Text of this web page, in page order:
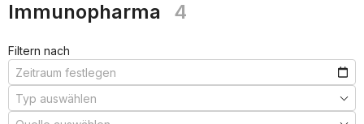
Immunopharma
4
Filtern nach